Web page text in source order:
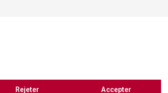
Rejeter Accepter